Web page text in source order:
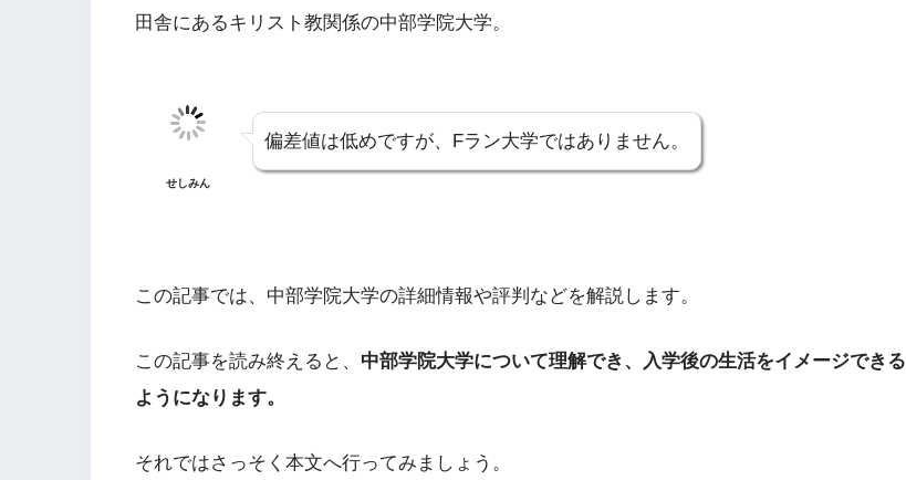
田舎にあるキリスト教関係の中部学院大学。
せしみん
偏差値は低めですが、Fラン大学ではありません。
この記事では、中部学院大学の詳細情報や評判などを解説します。
この記事を読み終えると、 中部学院大学について理解でき、入学後の生活をイメージできる
ようになります。
それではさっそく本文へ行ってみましょう。